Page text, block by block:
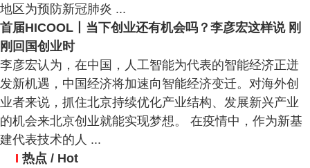
地区为预防新冠肺炎 ...
首届HICOOL丨当下创业还有机会吗？李彦宏这样说 刚
刚回国创业时
李彦宏认为，在中国，人工智能为代表的智能经济正迸
发新机遇，中国经济将加速向智能经济变迁。对海外创
业者来说，抓住北京持续优化产业结构、发展新兴产业
的机会来北京创业就能实现梦想。 在疫情中，作为新基
建代表技术的人 ...
I热点/ Hot